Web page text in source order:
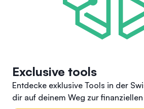
Exclusive tools
Entdecke exklusive Tools in der
dir auf deinem Weg zur